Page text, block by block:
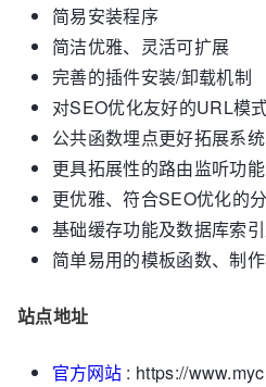
简易安装程序
简洁优雅、灵活可扩展
完善的插件安装/卸载机制
对SEO优化友好的URL模
公共函数埋点更好拓展系统
更具拓展性的路由监听功能
更优雅、符合SEO优化的
基础缓存功能及数据库索
简单易用的模板函数、制
站点地址
官方网站 : https://